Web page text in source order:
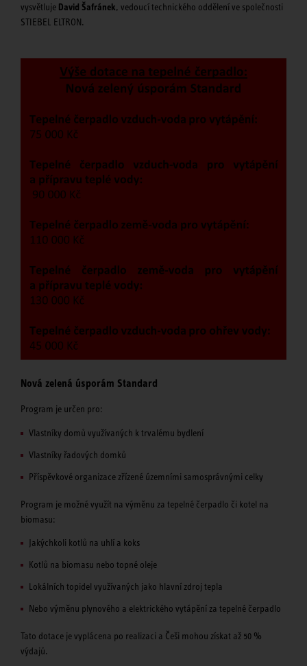
vysvětluje David Šafránek, vedoucí technického oddělení ve společnosti
STIEBEL ELTRON.
Nová zelená úsporám Standard
Program je určen pro:
Vlastníky domů využívaných k trvalému bydlení
Vlastníky řadových domků
Příspěvkové organizace zřízené územními samosprávnými celky
Program je možné využít na výměnu za tepelné čerpadlo či kotel na
biomasu:
Jakýchkoli kotlů na uhlí a koks
Kotlů na biomasu nebo topné oleje
Lokálních topidel využívaných jako hlavní zdroj tepla
Nebo výměnu plynového a elektrického vytápění za tepelné čerpadlo
Tato dotace je vyplácena po realizaci a Češi mohou získat až 50 %
výdajů.